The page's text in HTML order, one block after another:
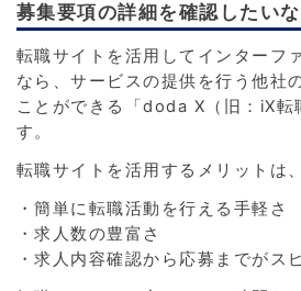
募集要項の詳細を確認したい
転職サイトを活用してインターフ
なら、サービスの提供を行う他社
ことができる「doda X（旧：iX転
す。
転職サイトを活用するメリットは、
・簡単に転職活動を行える手軽さ
・求人数の豊富さ
・求人内容確認から応募までがス